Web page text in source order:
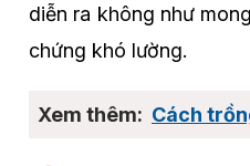
diễn ra không như
chứng khó lường.
Cách